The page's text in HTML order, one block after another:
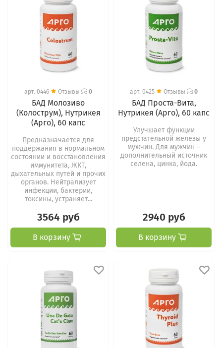
арт. 0446 Отзывы 0
БАД Молозиво
(Колострум), Нутрикея
(Арго), 60 капс
Предназначается для
поддержания в нормальном
состоянии и восстановления
иммунитета, ЖКТ,
дыхательных путей и прочих
органов. Нейтрализует
инфекции, бактерии,
токсины, устраняет...
3564 руб
В корзину
арт. 0425 Отзывы 0
БАД Проста-Вита,
Нутрикея (Арго), 60 капс
Улучшает функции
предстательной железы у
мужчин. Для мужчин –
дополнительный источник
селена, цинка, йода.
2940 руб
В корзину